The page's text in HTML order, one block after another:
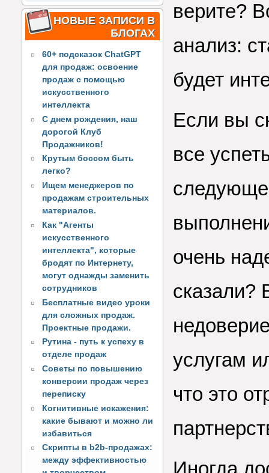
НОВЫЕ ЗАПИСИ В
БЛОГАХ
60+ подсказок ChatGPT
для продаж: освоение
продаж с помощью
искусственного
интеллекта
С днем рождения, наш
дорогой Клуб
Продажников!
Крутым боссом быть
легко?
Ищем менеджеров по
продажам строительных
материалов.
Как "Агенты
искусственного
интеллекта", которые
бродят по Интернету,
могут однажды заменить
сотрудников
Бесплатные видео уроки
для сложных продаж.
Проектные продажи.
Рутина - путь к успеху в
отделе продаж
Советы по повышению
конверсии продаж через
переписку
Когнитивные искажения:
какие бывают и можно ли
избавиться
Скрипты в b2b-продажах:
между эффективностью
верите?
анализ:
будет
Если вы
все
очень
сказали?
услугам
что это